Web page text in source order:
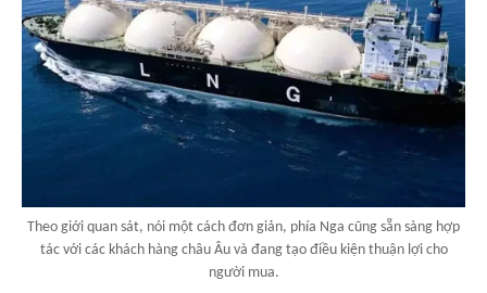
Theo giới quan sát, nói một cách đơn giản, phía Nga cũng sẵn sàng hợp
tác với các khách hàng châu Âu và đang tạo điều kiện thuận lợi cho
người mua.